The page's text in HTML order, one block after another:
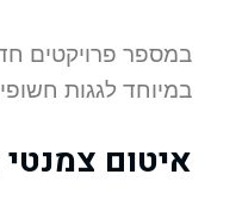
במספר פרויקטים
במיוחד לגגות
איטום צמנטי